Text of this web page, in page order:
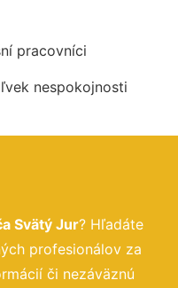
pracovníci
nespokojnosti
Svätý Jur? Hľadáte
profesionálov za
či nezáväznú